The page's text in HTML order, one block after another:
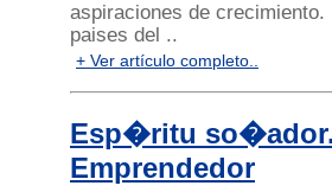
aspiraciones de crecimiento.
paises del ..
+ Ver artículo completo..
Esp�ritu
Emprendedor